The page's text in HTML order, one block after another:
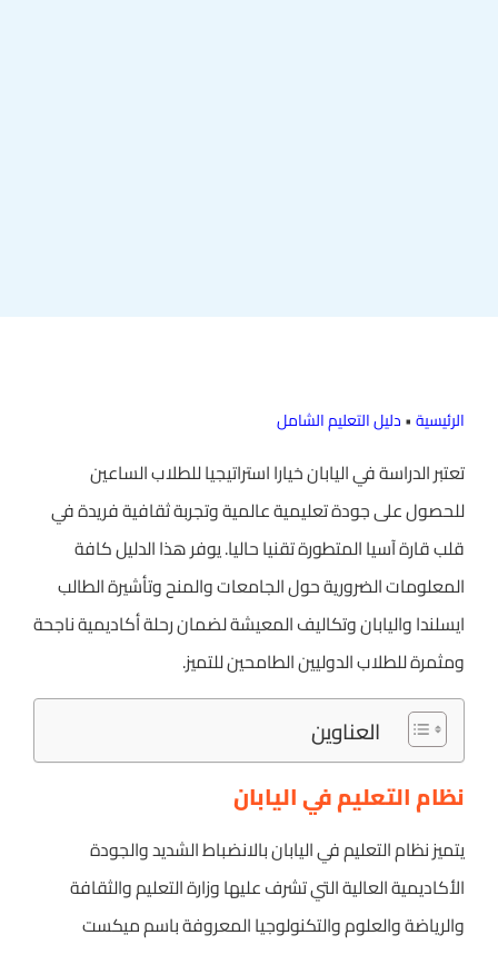
الرئيسية•دليل التعليم الشامل
تعتبر الدراسة في اليابان خيارا استراتيجيا للطلاب الساعين
للحصول على جودة تعليمية عالمية وتجربة ثقافية فريدة في
قلب قارة آسيا المتطورة تقنيا حاليا. يوفر هذا الدليل كافة
المعلومات الضرورية حول الجامعات والمنح وتأشيرة الطالب
ايسلندا واليابان وتكاليف المعيشة لضمان رحلة أكاديمية ناجحة
ومثمرة للطلاب الدوليين الطامحين للتميز.
العناوين
نظام التعليم في اليابان
يتميز نظام التعليم في اليابان بالانضباط الشديد والجودة
الأكاديمية العالية التي تشرف عليها وزارة التعليم والثقافة
والرياضة والعلوم والتكنولوجيا المعروفة باسم ميكست